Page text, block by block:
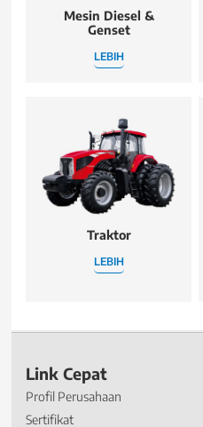
Mesin Diesel &
Genset
LEBIH
Traktor
LEBIH
Link Cepat
Profil Perusahaan
Sertifikat